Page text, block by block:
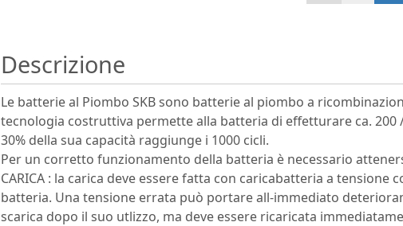
Descrizione
Le batterie al Piombo SKB sono batterie al piombo a
tecnologia costruttiva permette alla batteria di effetturare ca. 200
30% della sua capacità raggiunge i 1000 cicli.
Per un corretto funzionamento della batteria è necessario
CARICA : la carica deve essere fatta con caricabatteria a
batteria. Una tensione errata può portare all-immediato
scarica dopo il suo utlizzo, ma deve essere ricaricata